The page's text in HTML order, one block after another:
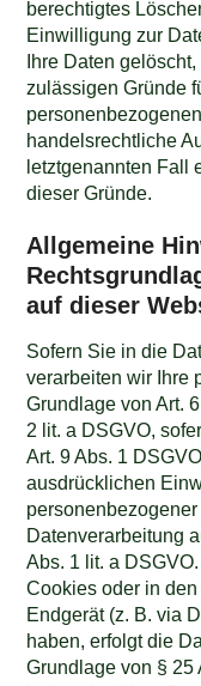
berechtigtes
Einwilligung zur
Ihre Daten
zulässigen Gründe
handelsrechtliche
letztgenannten Fall
dieser Gründe.
Allgemeine
auf dieser
Sofern Sie in die
verarbeiten wir Ihre
Grundlage von Art.
2 lit. a DSGVO,
Art. 9 Abs. 1
ausdrücklichen
Datenverarbeitung
Abs. 1 lit. a
Cookies oder in
Endgerät (z. B. via
haben, erfolgt die
Grundlage von §